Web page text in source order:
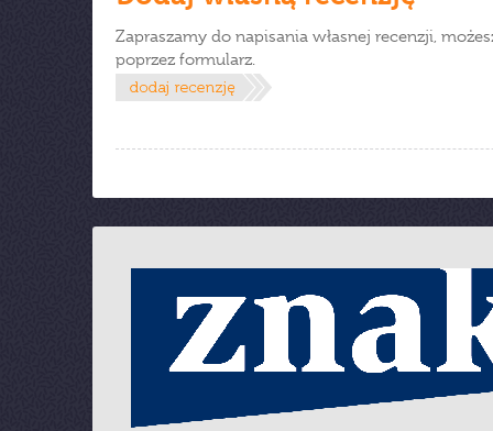
Zapraszamy do napisania własnej recenzji,
poprzez formularz.